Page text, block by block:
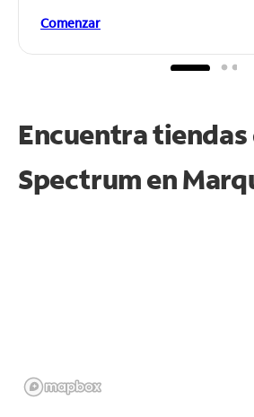
Comenzar
Encuentra tiendas
Spectrum en